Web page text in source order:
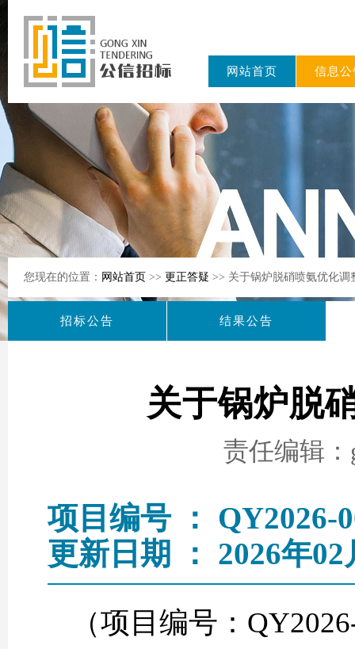
东公信招标
有限公司
网站首页 信息公
您现在的位置： 网站首页 >> 更正答疑 >> 关于锅炉脱硝喷氨优化调
招标公告 结果公告
关于锅炉脱
责任编辑
项目编号 ： QY2026-
更新日期 ： 2026年02
（项目编号：